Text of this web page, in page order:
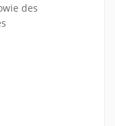
des